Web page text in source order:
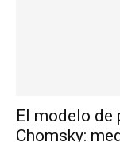
El modelo de
Chomsky: